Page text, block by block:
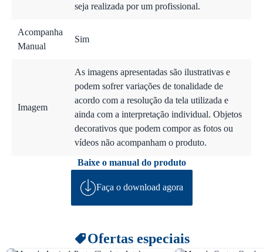
seja realizada por um profissional.
Acompanha
Manual
Sim
Imagem
As imagens apresentadas são ilustrativas e
podem sofrer variações de tonalidade de
acordo com a resolução da tela utilizada e
ainda com a interpretação individual. Objetos
decorativos que podem compor as fotos ou
vídeos não acompanham o produto.
Baixe o manual do produto
Faça o download agora
Ofertas especiais